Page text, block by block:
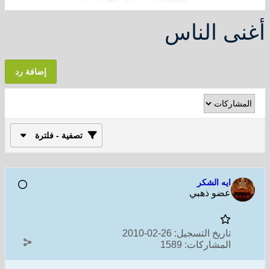
أغنى الناس
إضافة رد
تصفية - فلترة
ايه الشكر
عضو ذهبي
تاريخ التسجيل: 26-02-2010
المشاركات: 1589